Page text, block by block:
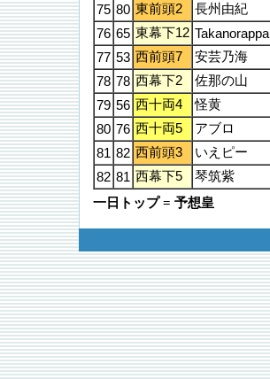
75 80 東前頭2 長州由紀
76 65 東幕下12 Takanorappa
77 53 西前頭7 安芸乃海
78 78 西幕下2 佐那の山
79 56 西十両4 怪黄
80 76 西十両5 アブロ
81 82 西前頭3 いえピー
82 81 西幕下5 琴筑紫
一日トップ = 予想皇